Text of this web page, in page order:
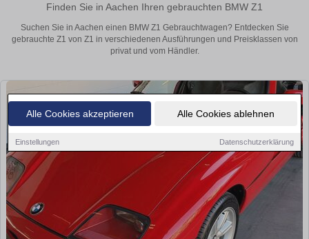
Alle Cookies akzeptieren Alle Cookies ablehnen
Einstellungen Datenschutzerklärung
Finden Sie in Aachen Ihren gebrauchten BMW Z1
Suchen Sie in Aachen einen BMW Z1 Gebrauchtwagen? Entdecken Sie
gebrauchte Z1 von Z1 in verschiedenen Ausführungen und Preisklassen von
privat und vom Händler.